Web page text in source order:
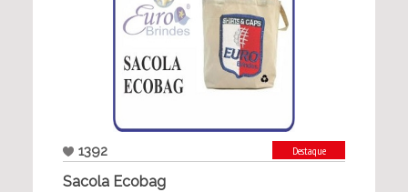
1392 Destaque
Sacola Ecobag